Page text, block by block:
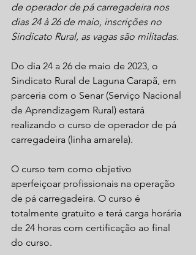
de operador de pá carregadeira nos
dias 24 à 26 de maio, inscrições no
Sindicato Rural, as vagas são militadas.
Do dia 24 a 26 de maio de 2023, o
Sindicato Rural de Laguna Carapã, em
parceria com o Senar (Serviço Nacional
de Aprendizagem Rural) estará
realizando o curso de operador de pá
carregadeira (linha amarela).
O curso tem como objetivo
aperfeiçoar profissionais na operação
de pá carregadeira. O curso é
totalmente gratuito e terá carga horária
de 24 horas com certificação ao final
do curso.